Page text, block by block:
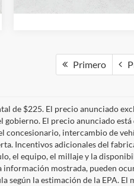
Primero
de $225. El precio anunciado
El precio anunciado
concesionario, intercambio de
Incentivos adicionales del
el equipo, el millaje y la
mostrada, pueden
según la estimación de la EPA. El